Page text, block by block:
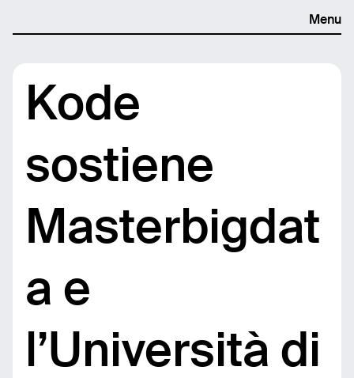
Menu
Kode
sostiene
Masterbigdat
a e
l’Università di